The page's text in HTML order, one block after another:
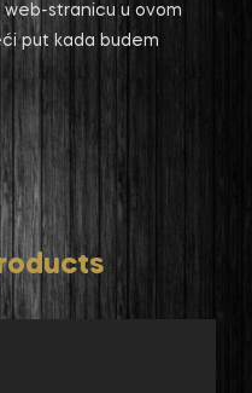
stranicu u ovom
put kada budem